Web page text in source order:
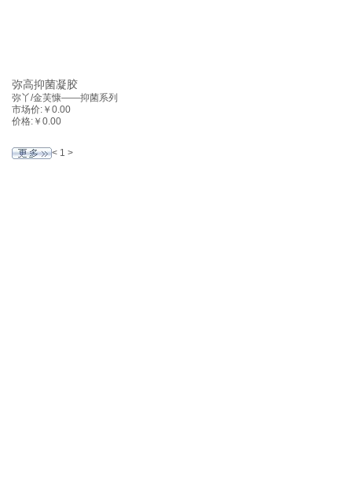
弥高抑菌凝胶
弥丫/金芙慷——抑菌系列
市场价: ￥0.00
价格: ￥0.00
< 1 >